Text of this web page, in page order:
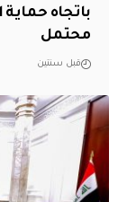
باتجاه
محتمل
قبل سنتين